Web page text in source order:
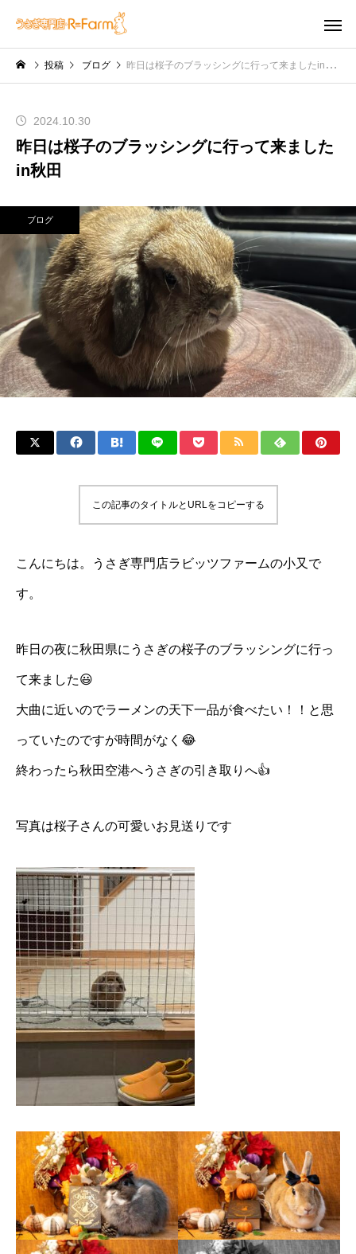
投稿 ブログ 昨日は桜子のブラッシングに行って来ましたin秋田
2024.10.30
昨日は桜子のブラッシングに行って来ました
in秋田
ブログ
この記事のタイトルとURLをコピーする
こんにちは。うさぎ専門店ラビッツファームの小又で
す。
昨日の夜に秋田県にうさぎの桜子のブラッシングに行っ
て来ました😃
大曲に近いのでラーメンの天下一品が食べたい！！と思
っていたのですが時間がなく😂
終わったら秋田空港へうさぎの引き取りへ👍
写真は桜子さんの可愛いお見送りです